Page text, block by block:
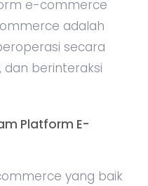
e-commerce
adalah
secara
dan berinteraksi
Platform E-
yang baik